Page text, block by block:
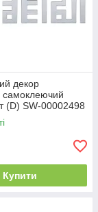
декор
самоклеючий
(D) SW-00002498
Купити